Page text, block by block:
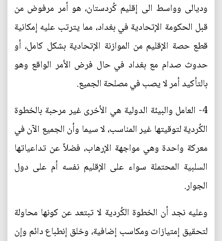
وديالى وواسط الى إقليم كُردستان، هو أمر مرفوض من
قبل الحكومة الإتحادية في بغداد، مما يترتب عليه إمكانية
قطع حصة الإقليم من الموازنة الإتحادية بشكل كامل، أو
حدوث صدام مع بغداد في حال فرض الأمر الواقع وهو
بالتأكيد أمر لا يصب في مصلحة الجميع.
4- العامل والبيئة الدولية هي الأخرى غير مرحبة بالخطوة
الكُردية لتوقيتها غير المناسب، لا سيما وأن الجميع الآن في
معركة واحدة وهي مواجهة الإرهاب، فضلاً عن تداعياتها
السلبية المحتملة سواء على الإقليم نفسه أم على دول
الجوار.
وعليه نجد أن الخطوة الكُردية لا تبتعد عن كونها محاولة
لتحقيق إمتيازات ومكاسب إضافية، وخلق إنطباع دائم وإن